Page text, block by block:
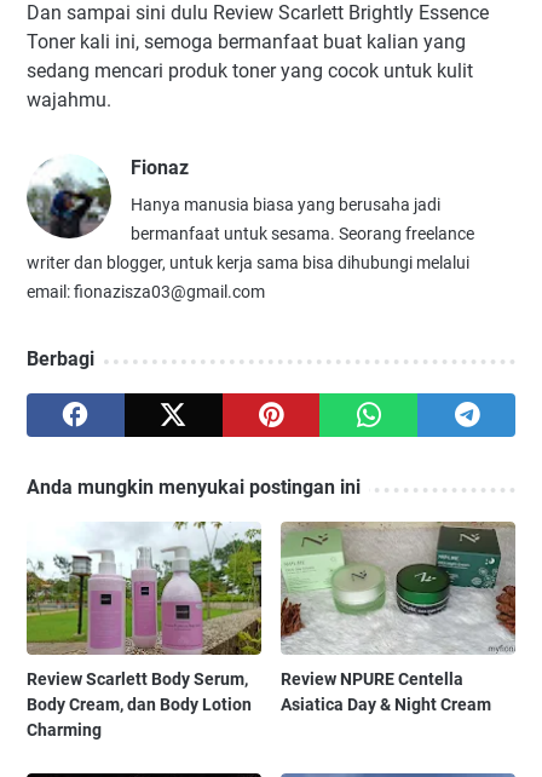
Dan sampai sini dulu Review Scarlett Brightly Essence
Toner kali ini, semoga bermanfaat buat kalian yang
sedang mencari produk toner yang cocok untuk kulit
wajahmu.
Fionaz
Hanya manusia biasa yang berusaha jadi
bermanfaat untuk sesama. Seorang freelance
writer dan blogger, untuk kerja sama bisa dihubungi melalui
email: fionazisza03@gmail.com
Berbagi
Anda mungkin menyukai postingan ini
Review Scarlett Body Serum,
Body Cream, dan Body Lotion
Charming
Review NPURE Centella
Asiatica Day & Night Cream